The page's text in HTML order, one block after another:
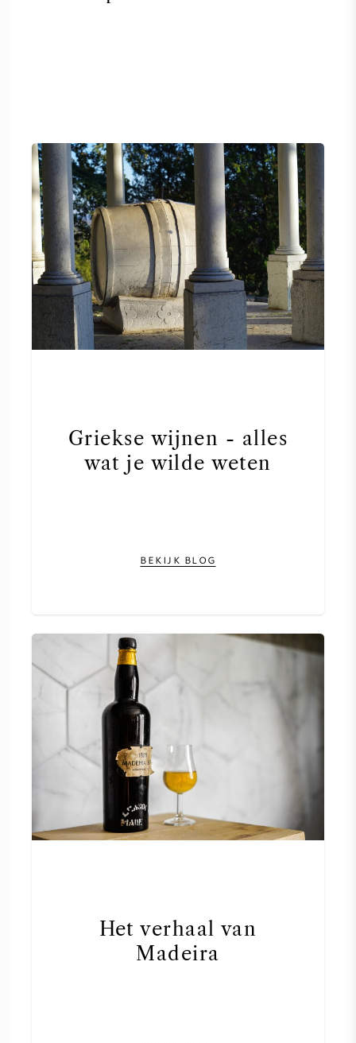
Griekse wijnen - alles
wat je wilde weten
BEKIJK BLOG
Het verhaal van
Madeira